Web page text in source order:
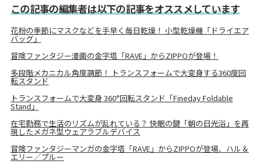
この記事の編集者は以下の記事をオススメしています
花粉の季節にマスクなどを手早く毎日乾燥！ 小型乾燥機「ドライエア
バッグ」
冒険ファンタジー漫画の金字塔「RAVE」からZIPPOが登場！
多段階メカニカル角度調節！ トランスフォームで大変身する360度回
転スタンド
トランスフォームで大変身 360°回転スタンド「Fineday Foldable
Stand」
在宅勤務で生活のリズムが乱れている？ 快眠の鍵「朝の日光浴」を再
現したメガネ型ウェアラブルデバイス
冒険ファンタジーマンガの金字塔「RAVE」からZIPPOが登場、ハル＆
エリー／プルー